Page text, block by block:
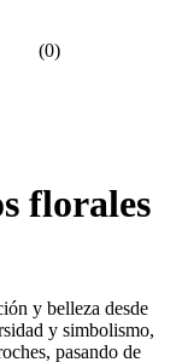
(0)
florales
y belleza desde
y simbolismo,
pasando de